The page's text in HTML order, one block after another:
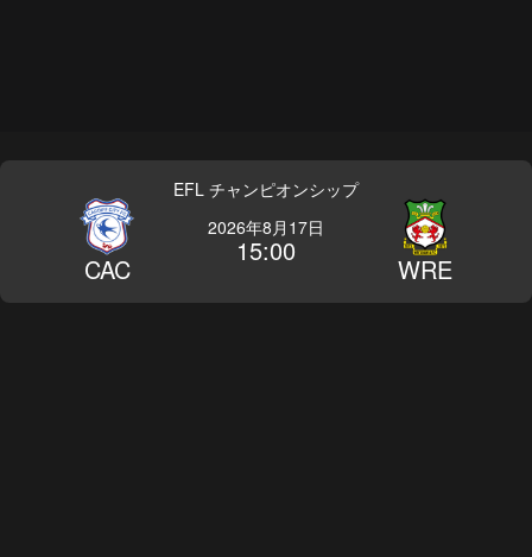
EFL チャンピオンシップ
CAC
2026年8月17日
15:00
WRE